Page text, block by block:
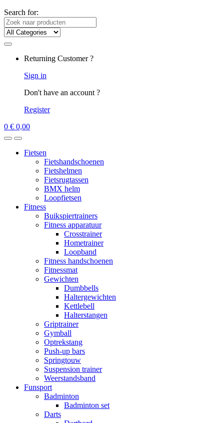
Search for:
Returning Customer ?
Sign in
Don't have an account ?
Register
0 € 0,00
Fietsen
Fietshandschoenen
Fietshelmen
Fietsrugtassen
BMX helm
Loopfietsen
Fitness
Buikspiertrainers
Fitness apparatuur
Crosstrainer
Hometrainer
Loopband
Fitness handschoenen
Fitnessmat
Gewichten
Dumbbells
Haltergewichten
Kettlebell
Halterstangen
Griptrainer
Gymball
Optrekstang
Push-up bars
Springtouw
Suspension trainer
Weerstandsband
Funsport
Badminton
Badminton set
Darts